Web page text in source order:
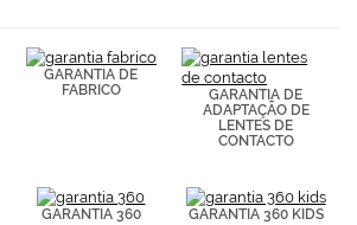
GARANTIA DE
FABRICO
GARANTIA DE
ADAPTAÇÃO DE
LENTES DE
CONTACTO
GARANTIA 360 GARANTIA 360 KIDS